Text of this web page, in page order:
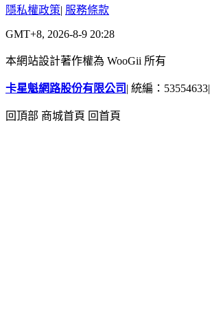
隱私權政策| 服務條款
GMT+8, 2026-8-9 20:28
本網站設計著作權為 WooGii 所有
卡星魁網路股份有限公司 | 統編：53554633|
回頂部 商城首頁 回首頁